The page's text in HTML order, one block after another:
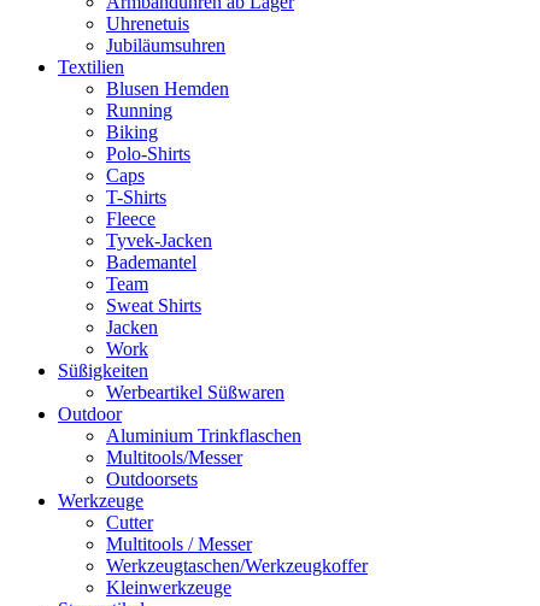
Uhrenetuis
Jubiläumsuhren
Textilien
Blusen Hemden
Running
Biking
Polo-Shirts
Caps
T-Shirts
Fleece
Tyvek-Jacken
Bademantel
Team
Sweat Shirts
Jacken
Work
Süßigkeiten
Werbeartikel Süßwaren
Outdoor
Aluminium Trinkflaschen
Multitools/Messer
Outdoorsets
Werkzeuge
Cutter
Multitools / Messer
Werkzeugtaschen/Werkzeugkoffer
Kleinwerkzeuge